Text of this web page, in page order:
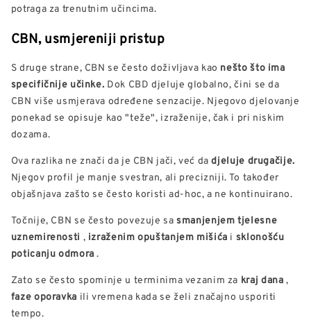
potraga za trenutnim učincima.
CBN, usmjereniji pristup
S druge strane, CBN se često doživljava kao nešto što ima
specifičnije učinke. Dok CBD djeluje globalno, čini se da
CBN više usmjerava određene senzacije. Njegovo djelovanje
ponekad se opisuje kao "teže", izraženije, čak i pri niskim
dozama.
Ova razlika ne znači da je CBN jači, već dadjeluje drugačije.
Njegov profil je manje svestran, ali precizniji. To također
objašnjava zašto se često koristi ad-hoc, a ne kontinuirano.
Točnije, CBN se često povezuje sasmanjenjem tjelesne
uznemirenosti , izraženim opuštanjem mišića i sklonošću
poticanju odmora.
Zato se često spominje u terminima vezanim za kraj dana,
faze oporavka ili vremena kada se želi značajno usporiti
tempo.